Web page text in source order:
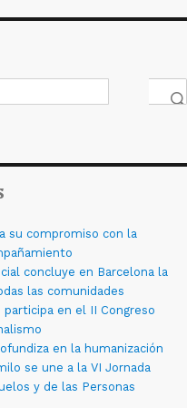
su compromiso con la
concluye en Barcelona la
las comunidades
participa en el II Congreso
en la humanización
se une a la VI Jornada
y de las Personas